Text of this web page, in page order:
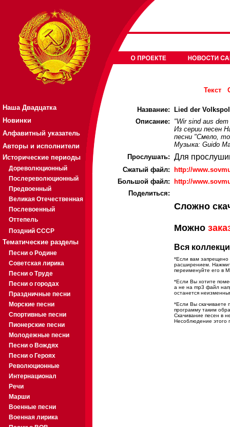
Наша Двадцатка
Новинки
Алфавитный указатель
Авторы и исполнители
Исторические периоды
Дореволюционный
Послереволюционный
Предвоенный
Великая Отечественная
Послевоенный
Оттепель
Поздний СССР
Тематические разделы
Песни о Родине
Советская лирика
Песни о Труде
Песни о городах
Праздничные песни
Морские песни
Спортивные песни
Пионерские песни
Молодежные песни
Песни о Вождях
Песни о Героях
Революционные
Интернационал
Речи
Марши
Военные песни
Военная лирика
Текст
Название:
Lied der
Описание:
"Wir sind aus
Из серии песен
песни "Смело,
Музыка: Guido
Прослушать: Для
Cжатый файл:
http://
Большой файл:
http://
Поделиться:
Сложно
Можно
Вся
*Если вам запрещено
расширением.
переименуйте его в
*Если Вы хотите
а не на mp3 файл
останется
*Если Вы скачиваете
программу таким
Скачивание песен в
Несоблюдение этого